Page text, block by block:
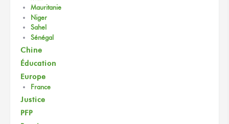
Mauritanie
Niger
Sahel
Sénégal
Chine
Éducation
Europe
France
Justice
PFP